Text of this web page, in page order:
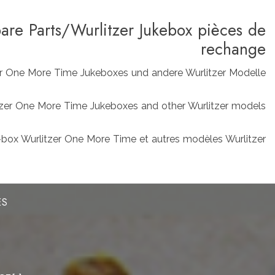
Parts/Wurlitzer Jukebox pièces de
rechange
More Time Jukeboxes und andere Wurlitzer Modelle
One More Time Jukeboxes and other Wurlitzer models
Wurlitzer One More Time et autres modèles Wurlitzer